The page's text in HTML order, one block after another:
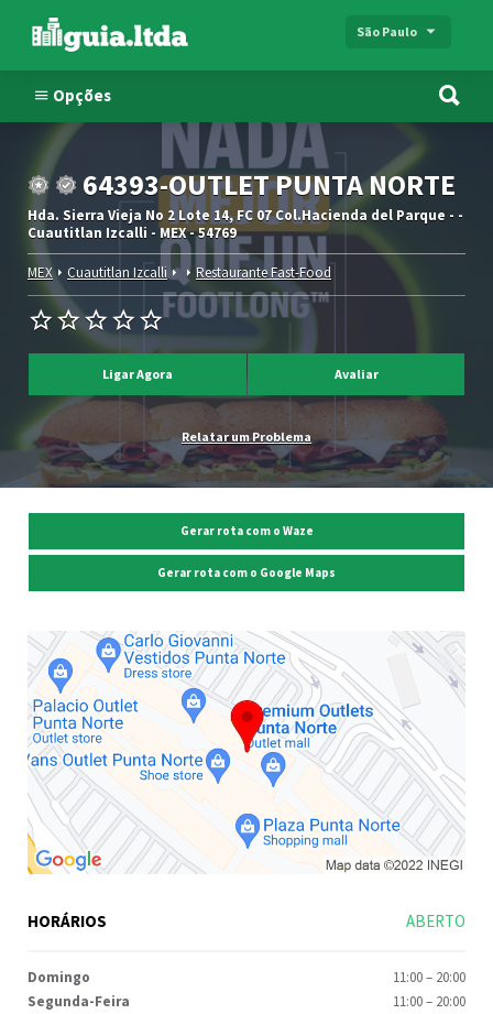
São Paulo
Opções
64393-OUTLET PUNTA NORTE
Hda. Sierra Vieja No 2 Lote 14, FC 07 Col.Hacienda del Parque - -
Cuautitlan Izcalli - MEX - 54769
MEX Cuautitlan Izcalli Restaurante Fast-Food
Ligar Agora Avaliar
Relatar um Problema
Gerar rota com o Waze
Gerar rota com o Google Maps
HORÁRIOS ABERTO
Domingo 11:00– 20:00
Segunda-Feira
11:00– 20:00